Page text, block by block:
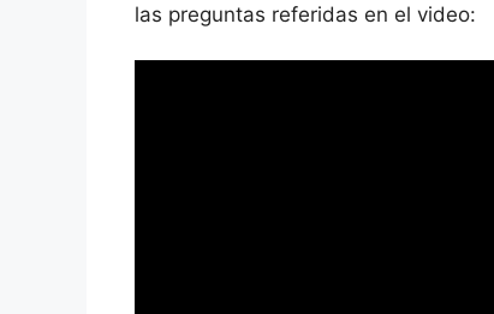
las preguntas referidas en el video: